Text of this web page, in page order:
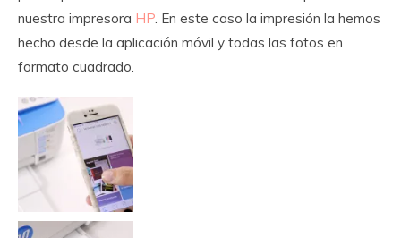
nuestra impresora HP. En este caso la impresión la hemos
hecho desde la aplicación móvil y todas las fotos en
formato cuadrado.